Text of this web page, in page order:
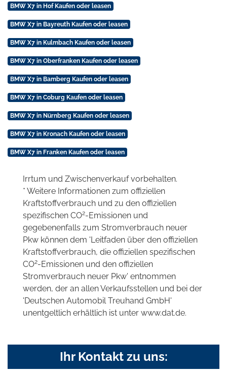
BMW X7 in Hof Kaufen oder leasen
BMW X7 in Bayreuth Kaufen oder leasen
BMW X7 in Kulmbach Kaufen oder leasen
BMW X7 in Oberfranken Kaufen oder leasen
BMW X7 in Bamberg Kaufen oder leasen
BMW X7 in Coburg Kaufen oder leasen
BMW X7 in Nürnberg Kaufen oder leasen
BMW X7 in Kronach Kaufen oder leasen
BMW X7 in Franken Kaufen oder leasen
Irrtum und Zwischenverkauf vorbehalten.
* Weitere Informationen zum offiziellen
Kraftstoffverbrauch und zu den offiziellen
spezifischen CO2-Emissionen und
gegebenenfalls zum Stromverbrauch neuer
Pkw können dem 'Leitfaden über den offiziellen
Kraftstoffverbrauch, die offiziellen spezifischen
CO2-Emissionen und den offiziellen
Stromverbrauch neuer Pkw' entnommen
werden, der an allen Verkaufsstellen und bei der
'Deutschen Automobil Treuhand GmbH'
unentgeltlich erhältlich ist unter www.dat.de.
Ihr Kontakt zu uns: